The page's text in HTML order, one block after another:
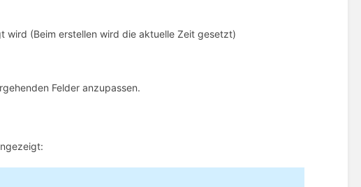
wird (Beim erstellen wird die aktuelle Zeit gesetzt)
Felder anzupassen.